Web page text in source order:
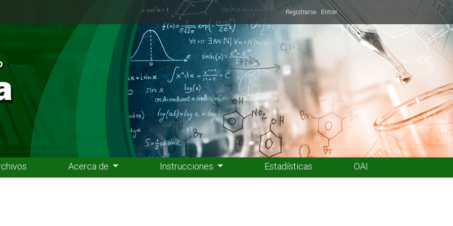
Registrarse Entrar
Acerca de Instrucciones Estadísticas OAI